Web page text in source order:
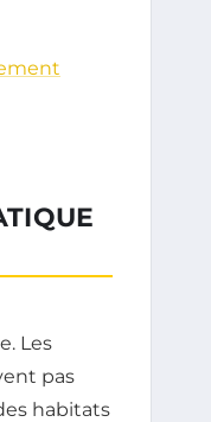
Les
pas
habitats